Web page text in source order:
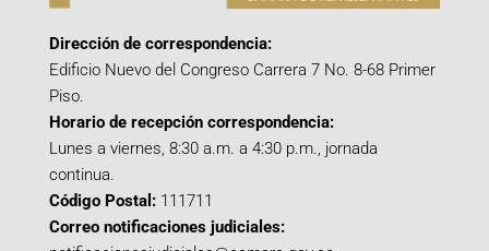
Dirección de correspondencia:
Edificio Nuevo del Congreso Carrera 7 No. 8-68 Primer
Piso.
Horario de recepción correspondencia:
Lunes a viernes, 8:30 a.m. a 4:30 p.m., jornada
continua.
Código Postal: 111711
Correo notificaciones judiciales: